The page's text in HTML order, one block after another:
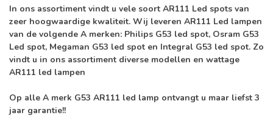
In ons assortiment vindt u vele soort AR111 Led spots van
zeer hoogwaardige kwaliteit. Wij leveren AR111 Led lampen
van de volgende A merken: Philips G53 led spot, Osram G53
Led spot, Megaman G53 led spot en Integral G53 led spot. Zo
vindt u in ons assortiment diverse modellen en wattage
AR111 led lampen
Op alle A merk G53 AR111 led lamp ontvangt u maar liefst 3
jaar garantie!!